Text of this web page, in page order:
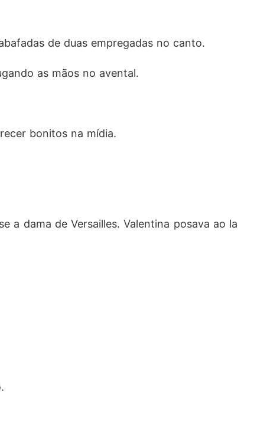
de duas empregadas no canto.
as mãos no avental.
bonitos na mídia.
a dama de Versailles. Valentina posava ao la